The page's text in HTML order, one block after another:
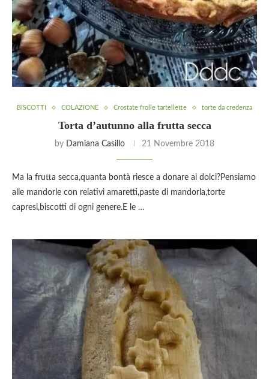
BISCOTTI COLAZIONE Crostate frolle tartellette torte da credenza
Torta d’autunno alla frutta secca
by Damiana Casillo 21 Novembre 2018
Ma la frutta secca,quanta bontà riesce a donare ai dolci?Pensiamo
alle mandorle con relativi amaretti,paste di mandorla,torte
capresi,biscotti di ogni genere.E le …